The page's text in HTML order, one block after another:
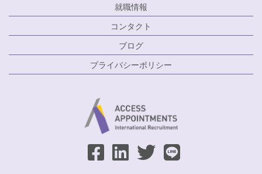
就職情報
コンタクト
ブログ
プライバシーポリシー